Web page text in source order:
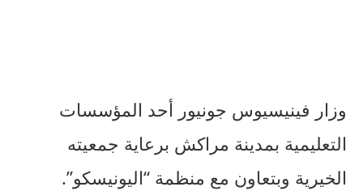
وزار فينيسيوس جونيور أحد المؤسسات
التعليمية بمدينة مراكش برعاية جمعيته
الخيرية وبتعاون مع منظمة “اليونيسكو”.